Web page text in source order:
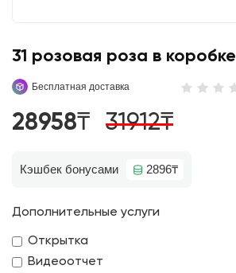
31 розовая роза в коробке
Бесплатная доставка
28958₸ 31912₸
Кэшбек бонусами 2896₸
Дополнительные услуги
Открытка
Видеоотчет